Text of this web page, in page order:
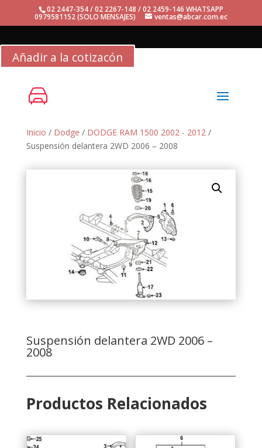
02 2447-354 / 02 2267-148 / 02 2459-146 WHATSAPP
0979581152 (SOLO MENSAJES) ventas@abcar.com.ec
Añadir a la cotizacón
Inicio / Dodge / DODGE RAM 1500 2002 - 2012 /
Suspensión delantera 2WD 2006 – 2008
Suspensión delantera 2WD 2006 –
2008
Productos Relacionados